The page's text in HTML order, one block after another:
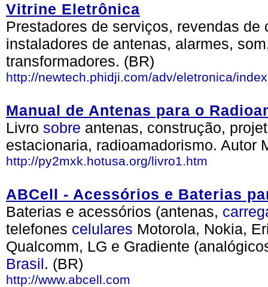
Vitrine Eletrônica
Prestadores de serviços, revendas
instaladores de antenas, alarmes,
transformadores. (BR)
http://newtech.phidji.com/adv/eletronica/
Manual de Antenas para o
Livro sobre antenas, construção,
estacionaria, radioamadorismo. Autor
http://py2mxk.hotusa.org/livro1.htm
ABCell - Acessórios e Baterias
Baterias e acessórios (antenas,
telefones celulares Motorola, Nokia,
Qualcomm, LG e Gradiente
Brasil. (BR)
http://www.abcell.com